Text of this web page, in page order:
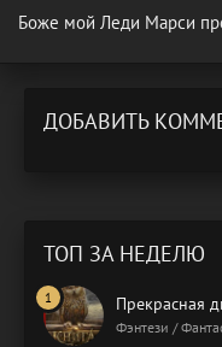
Боже мой Леди Марси
ДОБАВИТЬ
ТОП ЗА НЕДЕЛЮ
Прекрасная
Фэнтези /